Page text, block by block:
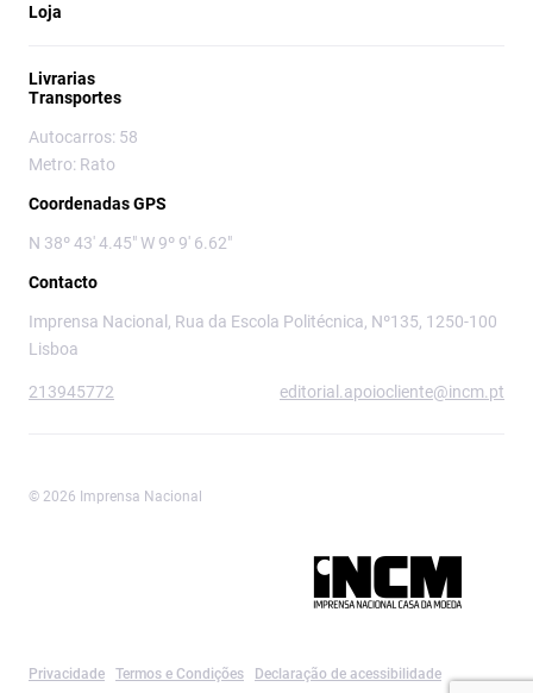
Loja
Livrarias
Transportes
Autocarros: 58
Metro: Rato
Coordenadas GPS
N 38º 43' 4.45" W 9º 9' 6.62"
Contacto
Imprensa Nacional, Rua da Escola Politécnica, Nº135, 1250-100
Lisboa
213945772 editorial.apoiocliente@incm.pt
© 2026 Imprensa Nacional
Privacidade Termos e Condições Declaração de acessibilidade